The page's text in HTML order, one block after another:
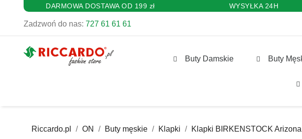
DARMOWA DOSTAWA OD 199 zł WYSYŁKA 24H
Zadzwoń do nas: 727 61 61 61
Buty Damskie Buty
Riccardo.pl ON Buty męskie Klapki Klapki BIRKENSTOCK